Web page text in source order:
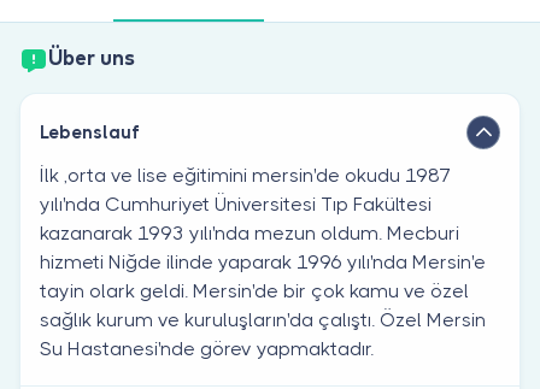
Über uns
Lebenslauf
İlk ,orta ve lise eğitimini mersin'de okudu 1987
yılı'nda Cumhuriyet Üniversitesi Tıp Fakültesi
kazanarak 1993 yılı'nda mezun oldum. Mecburi
hizmeti Niğde ilinde yaparak 1996 yılı'nda Mersin'e
tayin olark geldi. Mersin'de bir çok kamu ve özel
sağlık kurum ve kuruluşların'da çalıştı. Özel Mersin
Su Hastanesi'nde görev yapmaktadır.